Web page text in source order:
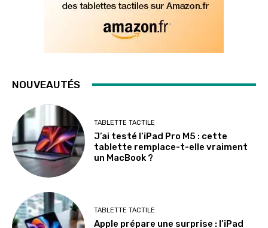
NOUVEAUTÉS
TABLETTE TACTILE
J’ai testé l’iPad Pro M5 : cette
tablette remplace-t-elle vraiment
un MacBook ?
TABLETTE TACTILE
Apple prépare une surprise : l’iPad